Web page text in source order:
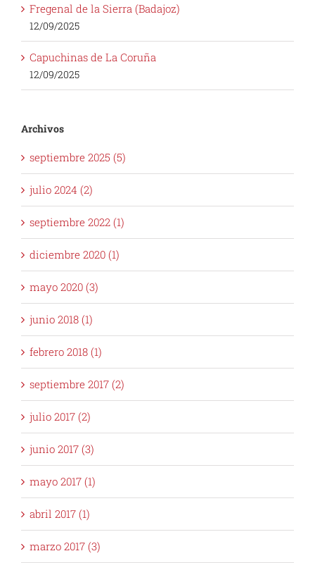
Fregenal de la Sierra (Badajoz)
12/09/2025
Capuchinas de La Coruña
12/09/2025
Archivos
septiembre 2025 (5)
julio 2024 (2)
septiembre 2022 (1)
diciembre 2020 (1)
mayo 2020 (3)
junio 2018 (1)
febrero 2018 (1)
septiembre 2017 (2)
julio 2017 (2)
junio 2017 (3)
mayo 2017 (1)
abril 2017 (1)
marzo 2017 (3)